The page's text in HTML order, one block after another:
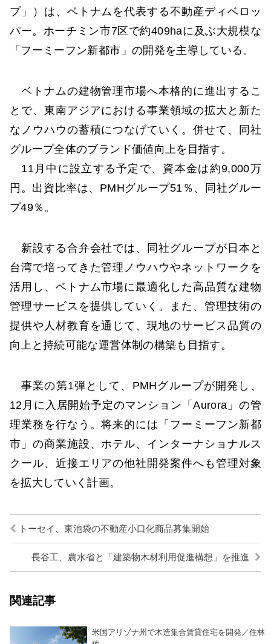
プ」）は、ベトナムを代表する不動産ディベロッ
パー。ホーチミン市7区で約409haに及ぶ大規模な
「フーミーフン新都市」の開発を主導している。
ベトナムの建物管理市場へ本格的に進出するこ
とで、東南アジアにおける事業領域の拡大と新た
なノウハウの蓄積につなげていく。併せて、同社
グループ全体のブランド価値向上を目指す。
11月中に設立する予定で、資本金は約9,000万
円。出資比率は、PMHグループ51％、同社グルー
プ49％。
新設する合弁会社では、同社グループが日本と
台湾で培ってきた管理ノウハウやネットワークを
活用し、ベトナム市場に最適化した高品質な建物
管理サービスを提供していく。また、管理技術の
提供や人材教育を通じて、現地のサービス品質の
向上と持続可能な運営体制の構築も目指す。
事業の第1弾として、PMHグループが開発し、
12月に入居開始予定のマンション「Aurora」の管
理業務を行なう。将来的には「フーミーフン新都
市」の商業施設、ホテル、インターナショナルス
クール、近接エリアの他社開発案件へも管理対象
を拡大していく計画。
トーセイ、東池袋の不動産小口化商品募集開始
長谷工、農水省と「建築物木材利用促進構想」を推進
関連記事
米国アリゾナ州で木造集合賃貸住宅を開発／住林